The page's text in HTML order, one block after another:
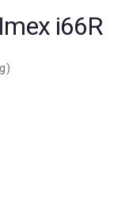
i66R